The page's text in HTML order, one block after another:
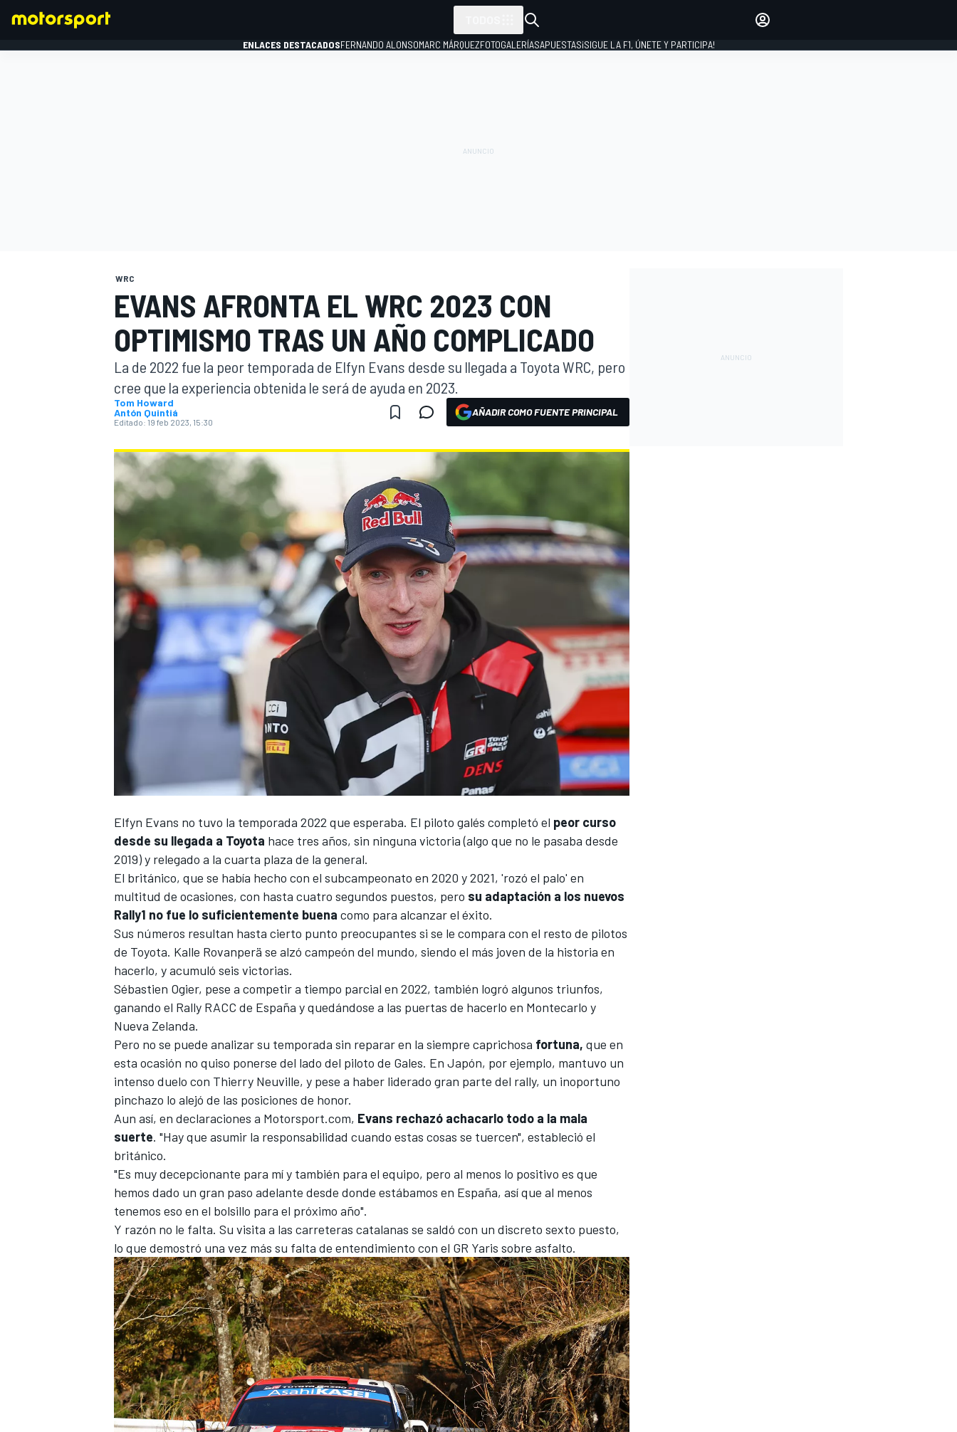
WEC FÓRMULA E
ENLACES DESTACADOSFERNANDO ALONSOMARC MÁRQUEZFOTOGALERÍASAPUESTAS¡SIGUE LA F1, ÚNETE Y PARTICIPA!
WRC
EVANS AFRONTA EL WRC 2023 CON
OPTIMISMO TRAS UN AÑO COMPLICADO
La de 2022 fue la peor temporada de Elfyn Evans desde su llegada a Toyota WRC, pero
cree que la experiencia obtenida le será de ayuda en 2023.
Tom Howard
Antón Quintiá
Editado: 19 feb 2023, 15:30
AÑADIR COMO FUENTE PRINCIPAL
Elfyn Evans no tuvo la temporada 2022 que esperaba. El piloto galés completó el peor curso
desde su llegada a Toyota hace tres años, sin ninguna victoria (algo que no le pasaba desde
2019) y relegado a la cuarta plaza de la general.
El británico, que se había hecho con el subcampeonato en 2020 y 2021, 'rozó el palo' en
multitud de ocasiones, con hasta cuatro segundos puestos, pero su adaptación a los nuevos
Rally1 no fue lo suficientemente buena como para alcanzar el éxito.
Sus números resultan hasta cierto punto preocupantes si se le compara con el resto de pilotos
de Toyota. Kalle Rovanperä se alzó campeón del mundo, siendo el más joven de la historia en
hacerlo, y acumuló seis victorias.
Sébastien Ogier, pese a competir a tiempo parcial en 2022, también logró algunos triunfos,
ganando el Rally RACC de España y quedándose a las puertas de hacerlo en Montecarlo y
Nueva Zelanda.
Pero no se puede analizar su temporada sin reparar en la siempre caprichosa fortuna, que en
esta ocasión no quiso ponerse del lado del piloto de Gales. En Japón, por ejemplo, mantuvo un
intenso duelo con Thierry Neuville, y pese a haber liderado gran parte del rally, un inoportuno
pinchazo lo alejó de las posiciones de honor.
Aun así, en declaraciones a Motorsport.com, Evans rechazó achacarlo todo a la mala
suerte. "Hay que asumir la responsabilidad cuando estas cosas se tuercen", estableció el
británico.
"Es muy decepcionante para mí y también para el equipo, pero al menos lo positivo es que
hemos dado un gran paso adelante desde donde estábamos en España, así que al menos
tenemos eso en el bolsillo para el próximo año".
Y razón no le falta. Su visita a las carreteras catalanas se saldó con un discreto sexto puesto,
lo que demostró una vez más su falta de entendimiento con el GR Yaris sobre asfalto.